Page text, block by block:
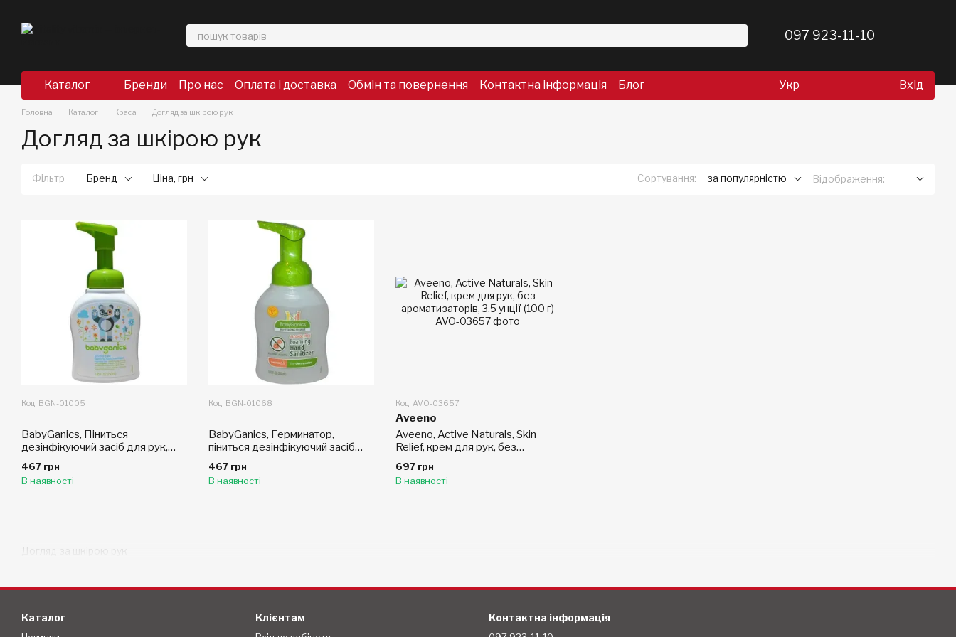
097 923-11-10
Каталог Бренди Про нас Оплата і доставка Обмін та повернення Контактна інформація Блог Укр Вхід
Головна Каталог Краса Догляд за шкірою рук
Догляд за шкірою рук
Фільтр Бренд Ціна, грн Сортування: за популярністю Відображення:
Догляд за шкірою рук
Код: BGN-01005
BabyGanics, Піниться
дезінфікуючий засіб для рук,
без спирту та ароматизаторів,
8,45 рідких унцій (250 мл)
467 грн
В наявності
Код: BGN-01068
BabyGanics, Герминатор,
піниться дезінфікуючий засіб
для рук з ароматом мандарина,
без спирту, 8,45 рідких унцій
(250 мл)
467 грн
В наявності
Код: AVO-03657
Aveeno
Aveeno, Active Naturals, Skin
Relief, крем для рук, без
ароматизаторів, 3.5 унції (100 г)
697 грн
В наявності
Каталог Клієнтам Контактна інформація